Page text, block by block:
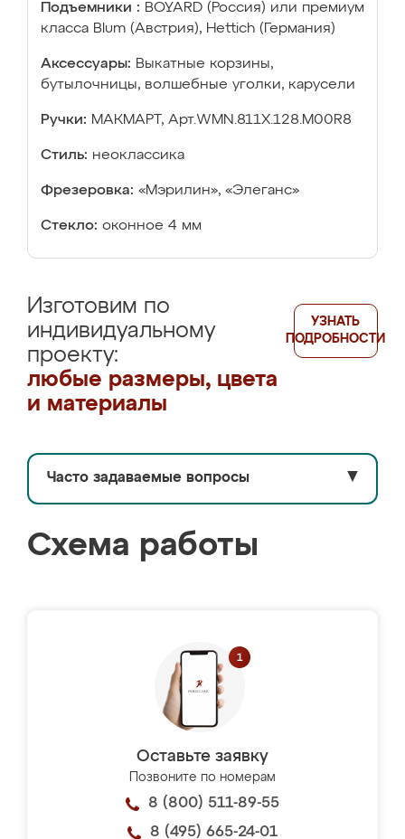
Подъемники : BOYARD (Россия) или премиум
класса Blum (Австрия), Hettich (Германия)
Аксессуары: Выкатные корзины,
бутылочницы, волшебные уголки, карусели
Ручки: МАКМАРТ, Арт.WMN.811X.128.M00R8
Стиль: неоклассика
Фрезеровка: «Мэрилин», «Элеганс»
Стекло: оконное 4 мм
Изготовим по
индивидуальному
проекту:
любые размеры, цвета
и материалы
УЗНАТЬ
ПОДРОБНОСТИ
Часто задаваемые вопросы ▼
Схема работы
Оставьте заявку
Позвоните по номерам
8 (800) 511-89-55
8 (495) 665-24-01